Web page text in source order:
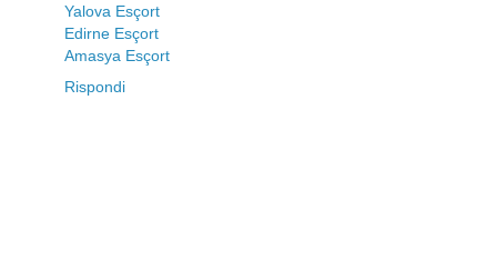
Yalova Esçort
Edirne Esçort
Amasya Esçort
Rispondi